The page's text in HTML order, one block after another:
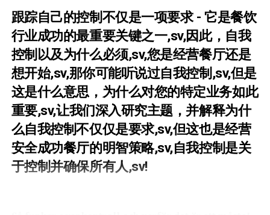
Kostnad
När det gäller kostnaden för att hyra en lokal till din
restaurang, är det flera aspekter att tänka på:
1. Hyra: Detta är den mest uppenbara kostnaden. Se till
att räkna ut hur mycket du kan tänkas betala i hyra varje
månad, och hur det förhåller sig till dina förväntade
intäkter.
2. Deposition: Många hyresvärdar kräver en deposition
som säkerhet, vilken kan vara en betydande initial
• Kycklingskrov/Grönsaksrester: Frysa in alla skrov, ben
och grönsaksändar för att koka en stor sats fond eller
buljong. Detta är nästan gratis, smakrik bas.
• Gammalt Bröd: Torka och gör eget ströbröd eller
croutons.
• Oanvänd Olja: Samla upp begagnad frityrolja för att
skickas till återvinning och omvandling till biodiesel.
Kontrollera Tallrikssvinnet
Mät vad gästerna lämnar på tallriken.
utbildning och utvecklingsmöjligheter. En välutbildad
servitör kan sälja mer,en motiverad kock kan förbättra
menyer och en trygg arbetsmiljö minskar
personalomsättningen, vilket i längden sparar pengar.
Kundservice – Nyckeln till återkommande gäster
Kundupplevelsen är det som skiljer en medioker
restaurang från en framgångsrik. Små detaljer, som att
komma ihåg en stamkunds favoritdryck eller att snabbt
lösa ett problem med en beställning, kan göra stor
skillnad.
跟踪自己的控制不仅是一项要求 - 它是餐饮
行业成功的最重要关键之一,sv,因此，自我
控制以及为什么必须,sv,您是经营餐厅还是
想开始,sv,那你可能听说过自我控制,sv,但是
这是什么意思，为什么对您的特定业务如此
重要,sv,让我们深入研究主题，并解释为什
么自我控制不仅仅是要求,sv,但这也是经营
安全成功餐厅的明智策略,sv,自我控制是关
于控制并确保所有人,sv!